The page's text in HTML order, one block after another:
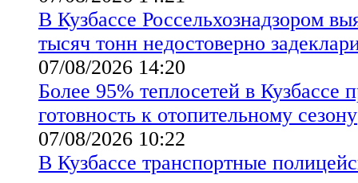
В Кузбассе Россельхознадзором
тысяч тонн недостоверно
07/08/2026 14:20
Более 95% теплосетей в Кузбассе
готовность к отопительному сезону
07/08/2026 10:22
В Кузбассе транспортные